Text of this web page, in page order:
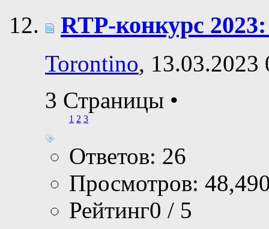
RTP-конкурс
Torontino, 13.03.2023
3 Страницы •
1 2 3
Ответов: 26
Просмотров:
Рейтинг0 / 5